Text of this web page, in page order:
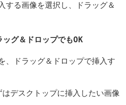
する画像を選択し、ドラッグ＆
グ＆ドロップでもOK
、ドラッグ＆ドロップで挿入す
はデスクトップに挿入したい画像